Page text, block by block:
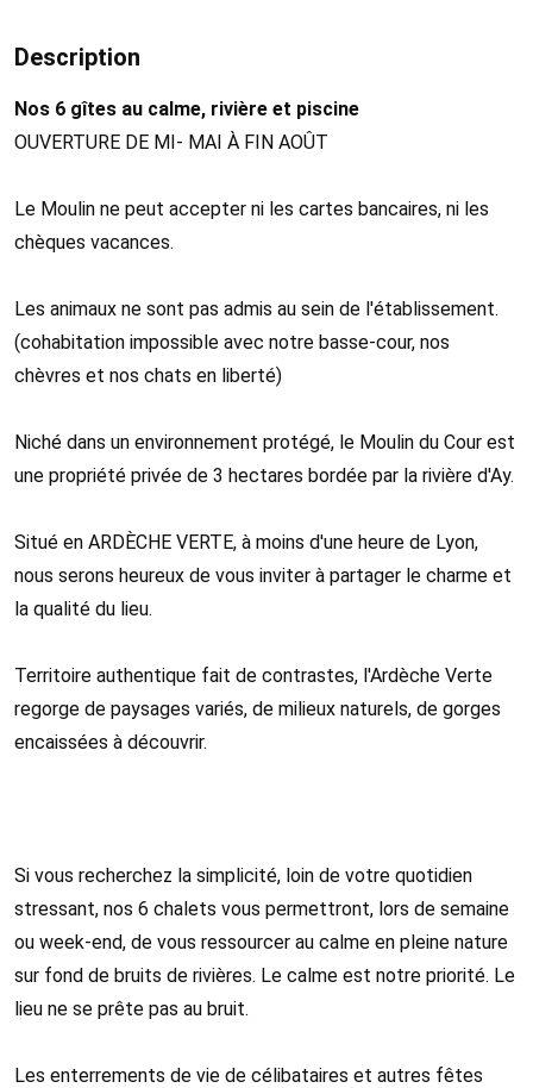
Description
Nos 6 gîtes au calme, rivière et piscine
OUVERTURE DE MI- MAI À FIN AOÛT
Le Moulin ne peut accepter ni les cartes bancaires, ni les
chèques vacances.
Les animaux ne sont pas admis au sein de l'établissement.
(cohabitation impossible avec notre basse-cour, nos
chèvres et nos chats en liberté)
Niché dans un environnement protégé, le Moulin du Cour est
une propriété privée de 3 hectares bordée par la rivière d'Ay.
Situé en ARDÈCHE VERTE, à moins d'une heure de Lyon,
nous serons heureux de vous inviter à partager le charme et
la qualité du lieu.
Territoire authentique fait de contrastes, l'Ardèche Verte
regorge de paysages variés, de milieux naturels, de gorges
encaissées à découvrir.
Si vous recherchez la simplicité, loin de votre quotidien
stressant, nos 6 chalets vous permettront, lors de semaine
ou week-end, de vous ressourcer au calme en pleine nature
sur fond de bruits de rivières. Le calme est notre priorité. Le
lieu ne se prête pas au bruit.
Les enterrements de vie de célibataires et autres fêtes